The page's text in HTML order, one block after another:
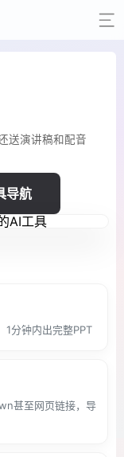
送演讲稿和配音
导航
1分钟内出完整PPT
甚至网页链接，导